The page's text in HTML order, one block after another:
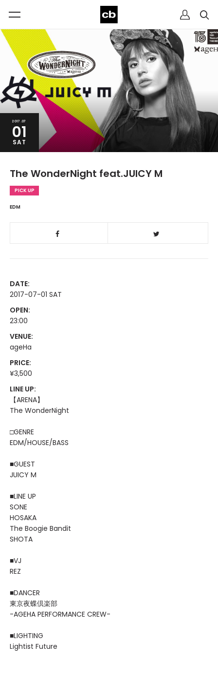
2017.07
01
SAT
The WonderNight feat.JUICY M
PICK UP
EDM
DATE:
2017-07-01 SAT
OPEN:
23:00
VENUE:
ageHa
PRICE:
¥3,500
LINE UP:
【ARENA】
The WonderNight
□GENRE
EDM/HOUSE/BASS
■GUEST
JUICY M
■LINE UP
SONE
HOSAKA
The Boogie Bandit
SHOTA
■VJ
REZ
■DANCER
東京夜蝶倶楽部
-AGEHA PERFORMANCE CREW-
■LIGHTING
Lightist Future